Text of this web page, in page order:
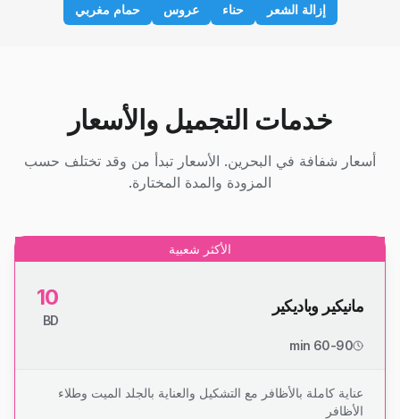
إزالة الشعر
حناء عروس حمام مغربي
خدمات التجميل والأسعار
أسعار شفافة في البحرين. الأسعار تبدأ من وقد تختلف حسب
المزودة والمدة المختارة.
الأكثر شعبية
مانيكير وباديكير 10
BD
60-90 min
عناية كاملة بالأظافر مع التشكيل والعناية بالجلد الميت وطلاء
الأظافر